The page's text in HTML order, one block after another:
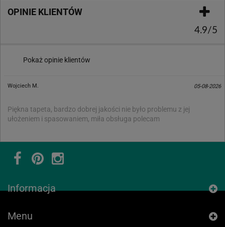
OPINIE KLIENTÓW
4.9/5
Pokaż opinie klientów
Wojciech M. 05-08-2026
Piękna tapeta, bardzo dobrej jakości nie było problemu z jej
ułożeniem i spasowaniem, miła obsługa polecam
Informacja
Menu